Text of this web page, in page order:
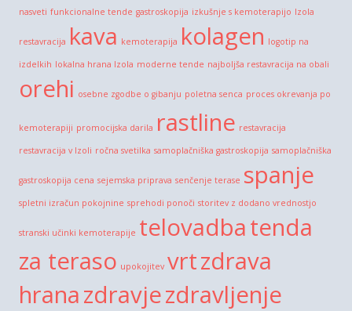
nasveti funkcionalne tende gastroskopija izkušnje s kemoterapijo Izola
restavracija kava kemoterapija kolagen logotip na
izdelkih lokalna hrana Izola moderne tende najboljša restavracija na obali
orehi osebne zgodbe o gibanju poletna senca proces okrevanja po
kemoterapiji promocijska darila rastline restavracija
restavracija v Izoli ročna svetilka samoplačniška gastroskopija samoplačniška
gastroskopija cena sejemska priprava senčenje terase spanje
spletni izračun pokojnine sprehodi ponoči storitev z dodano vrednostjo
stranski učinki kemoterapije telovadbatenda
za teraso upokojitev vrtzdrava
hranazdravjezdravljenje